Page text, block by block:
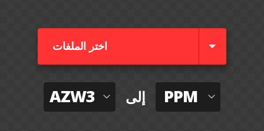
اختر الملفات
AZW3 إلى PPM